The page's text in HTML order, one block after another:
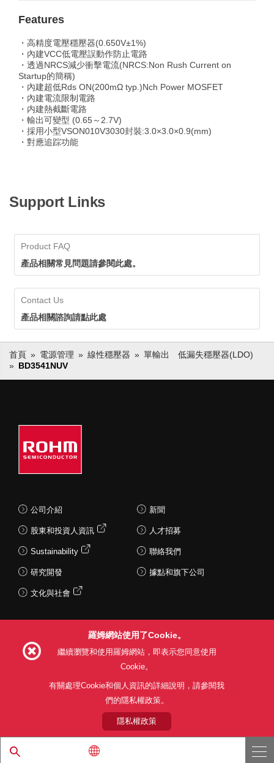
Features
・高精度電壓穩壓器(0.650V±1%)
・內建VCC低電壓誤動作防止電路
・透過NRCS減少衝擊電流(NRCS:Non Rush Current on
Startup的簡稱)
・內建超低Rds ON(200mΩ typ.)Nch Power MOSFET
・內建電流限制電路
・内建熱截斷電路
・輸出可變型 (0.65～2.7V)
・採用小型VSON010V3030封裝:3.0×3.0×0.9(mm)
・對應追踪功能
Support Links
Product FAQ
產品相關常見問題請參閱此處。
Contact Us
產品相關諮詢請點此處
首頁 電源管理 線性穩壓器
單輸出 低漏失穩壓器(LDO)
BD3541NUV
公司介紹
股東和投資人資訊
Sustainability
研究開發
文化與社會
新聞
人才招募
聯絡我們
據點和旗下公司
利用目的 隱私權政策
關於本公司產品銷售之標準條款(PDF)
© 1997 - 2026 ROHM CO., LTD. ALL RIGHTS RESERVED.
羅姆網站使用了Cookie。
繼續瀏覽和使用羅姆網站，即表示您同意使用
Cookie。
有關處理Cookie和個人資訊的詳細說明，請參閱我
們的隱私權政策。
隱私權政策